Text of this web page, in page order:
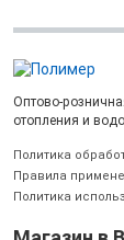
Оптово-
отопления и
Политика
Правила
Политика